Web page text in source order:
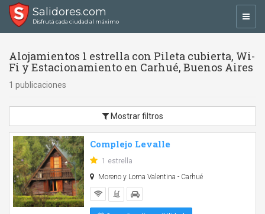
Salidores.com
Disfrutá cada ciudad al máximo
Alojamientos 1 estrella con Pileta cubierta, Wi-
Fi y Estacionamiento en Carhué, Buenos Aires
1 publicaciones
Mostrar filtros
Complejo Levalle
1 estrella
Moreno y Loma Valentina - Carhué